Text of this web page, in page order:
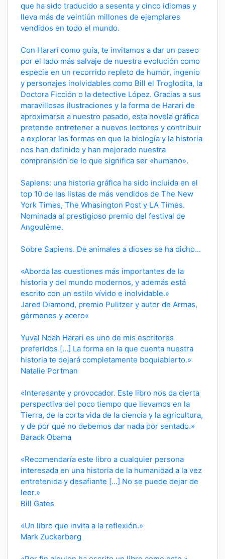
que ha sido traducido a sesenta y cinco idiomas y
lleva más de veintiún millones de ejemplares
vendidos en todo el mundo.
Con Harari como guía, te invitamos a dar un paseo
por el lado más salvaje de nuestra evolución como
especie en un recorrido repleto de humor, ingenio
y personajes inolvidables como Bill el Troglodita, la
Doctora Ficción o la detective López. Gracias a sus
maravillosas ilustraciones y la forma de Harari de
aproximarse a nuestro pasado, esta novela gráfica
pretende entretener a nuevos lectores y contribuir
a explorar las formas en que la biología y la historia
nos han definido y han mejorado nuestra
comprensión de lo que significa ser «humano».
Sapiens: una historia gráfica ha sido incluida en el
top 10 de las listas de más vendidos de The New
York Times, The Whasington Post y LA Times.
Nominada al prestigioso premio del festival de
Angoulême.
Sobre Sapiens. De animales a dioses se ha dicho...
«Aborda las cuestiones más importantes de la
historia y del mundo modernos, y además está
escrito con un estilo vívido e inolvidable.»
Jared Diamond, premio Pulitzer y autor de Armas,
gérmenes y acero«
Yuval Noah Harari es uno de mis escritores
preferidos [...] La forma en la que cuenta nuestra
historia te dejará completamente boquiabierto.»
Natalie Portman
«Interesante y provocador. Este libro nos da cierta
perspectiva del poco tiempo que llevamos en la
Tierra, de la corta vida de la ciencia y la agricultura,
y de por qué no debemos dar nada por sentado.»
Barack Obama
«Recomendaría este libro a cualquier persona
interesada en una historia de la humanidad a la vez
entretenida y desafiante [...] No se puede dejar de
leer.»
Bill Gates
«Un libro que invita a la reflexión.»
Mark Zuckerberg